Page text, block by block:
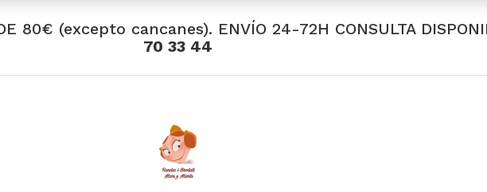
80€ (excepto cancanes). ENVÍO 24-72H CONSULTA
70 33 44